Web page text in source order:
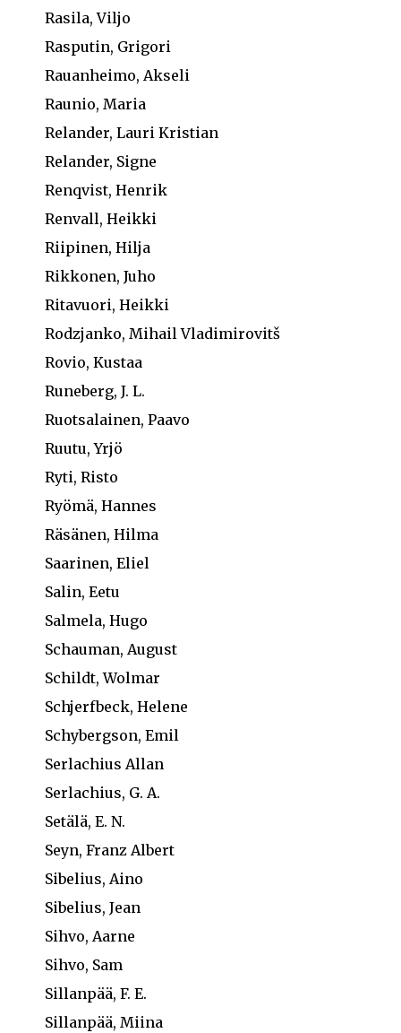
Rasila, Viljo
Rasputin, Grigori
Rauanheimo, Akseli
Raunio, Maria
Relander, Lauri Kristian
Relander, Signe
Renqvist, Henrik
Renvall, Heikki
Riipinen, Hilja
Rikkonen, Juho
Ritavuori, Heikki
Rodzjanko, Mihail Vladimirovitš
Rovio, Kustaa
Runeberg, J. L.
Ruotsalainen, Paavo
Ruutu, Yrjö
Ryti, Risto
Ryömä, Hannes
Räsänen, Hilma
Saarinen, Eliel
Salin, Eetu
Salmela, Hugo
Schauman, August
Schildt, Wolmar
Schjerfbeck, Helene
Schybergson, Emil
Serlachius Allan
Serlachius, G. A.
Setälä, E. N.
Seyn, Franz Albert
Sibelius, Aino
Sibelius, Jean
Sihvo, Aarne
Sihvo, Sam
Sillanpää, F. E.
Sillanpää, Miina